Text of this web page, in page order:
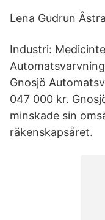
Lena Gudrun
Industri:
Gnosjö
047 000 kr.
minskade sin
räkenskapsåret.